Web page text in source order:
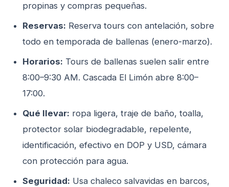
propinas y compras pequeñas.
Reservas: Reserva tours con antelación, sobre
todo en temporada de ballenas (enero-marzo).
Horarios: Tours de ballenas suelen salir entre
8:00–9:30 AM. Cascada El Limón abre 8:00–
17:00.
Qué llevar: ropa ligera, traje de baño, toalla,
protector solar biodegradable, repelente,
identificación, efectivo en DOP y USD, cámara
con protección para agua.
Seguridad: Usa chaleco salvavidas en barcos,